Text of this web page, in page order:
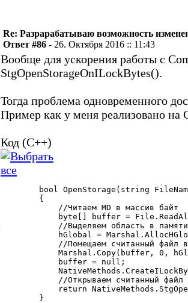
Re: Разрарабатываю возможность
Ответ #86 - 26. Октября 2016 :: 11:43
Вообще для ускорения работы с
StgOpenStorageOnILockBytes().
Тогда проблема одновременного
Пример как у меня реализовано на
Код (C++)
bool OpenStorage(string
{
//Читаем MD в массив байт
byte[] buffer =
//Выделяем область в памяти
hGlobal =
//Помещаем считанный файл в
Marshal.Copy(buffer, 0,
buffer = null;
//Открываем считанный файл
return
}